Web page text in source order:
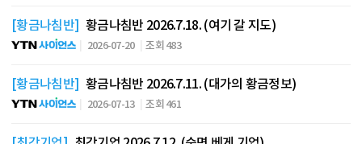
[황금나침반] 황금나침반 2026.7.18. (여기 갈 지도)
2026-07-20 조회 483
[황금나침반] 황금나침반 2026.7.11. (대가의 황금정보)
2026-07-13 조회 461